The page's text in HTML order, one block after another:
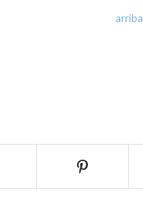
arriba